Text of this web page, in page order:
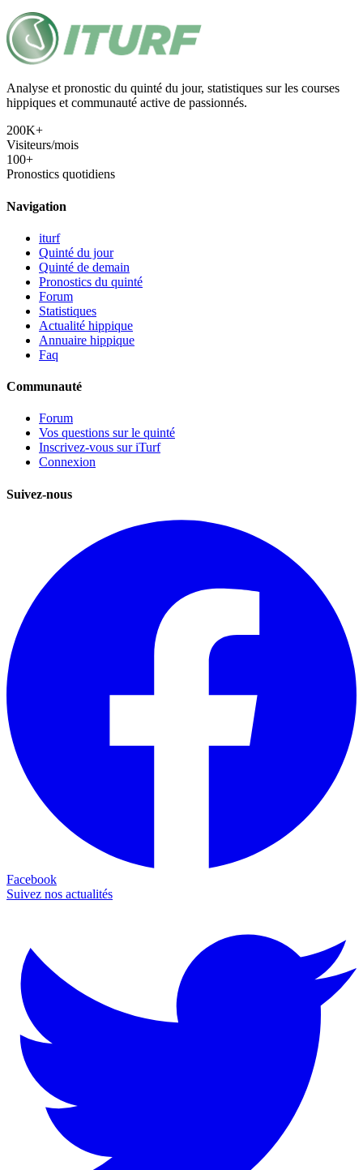
Analyse et pronostic du quinté du jour, statistiques sur les courses
hippiques et communauté active de passionnés.
200K+
Visiteurs/mois
100+
Pronostics quotidiens
Navigation
iturf
Quinté du jour
Quinté de demain
Pronostics du quinté
Forum
Statistiques
Actualité hippique
Annuaire hippique
Faq
Communauté
Forum
Vos questions sur le quinté
Inscrivez-vous sur iTurf
Connexion
Suivez-nous
Facebook
Suivez nos actualités